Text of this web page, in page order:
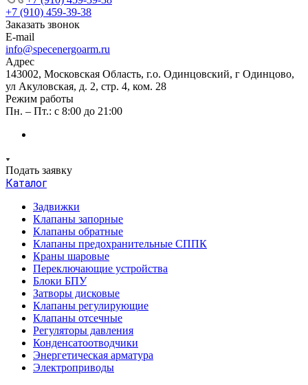
+7 (910) 459-39-38
Заказать звонок
E-mail
info@specenergoarm.ru
Адрес
143002, Московская Область, г.о. Одинцовский, г Одинцово,
ул Акуловская, д. 2, стр. 4, ком. 28
Режим работы
Пн. – Пт.: с 8:00 до 21:00
Подать заявку
Каталог
Задвижки
Клапаны запорные
Клапаны обратные
Клапаны предохранительные СППК
Краны шаровые
Переключающие устройства
Блоки БПУ
Затворы дисковые
Клапаны регулирующие
Клапаны отсечные
Регуляторы давления
Конденсатоотводчики
Энергетическая арматура
Электроприводы